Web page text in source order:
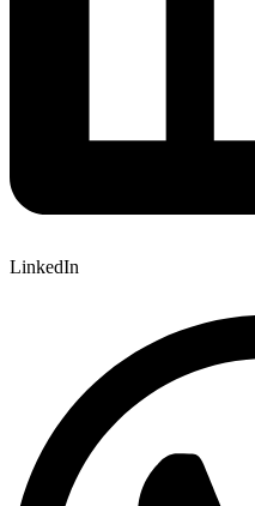
LinkedIn